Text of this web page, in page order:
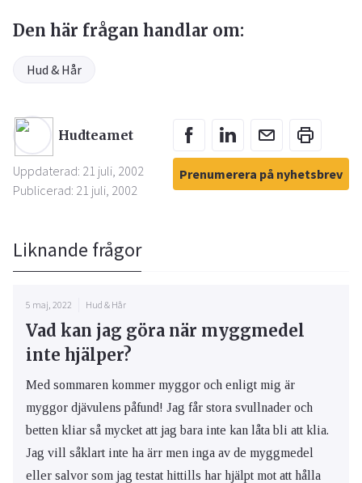
Den här frågan handlar om:
Hud & Hår
Hudteamet
Uppdaterad: 21 juli, 2002
Publicerad: 21 juli, 2002
Prenumerera på nyhetsbrev
Liknande frågor
5 maj, 2022 Hud & Hår
Vad kan jag göra när myggmedel
inte hjälper?
Med sommaren kommer myggor och enligt mig är
myggor djävulens påfund! Jag får stora svullnader och
betten kliar så mycket att jag bara inte kan låta bli att klia.
Jag vill såklart inte ha ärr men inga av de myggmedel
eller salvor som jag testat hittills har hjälpt mot att hålla